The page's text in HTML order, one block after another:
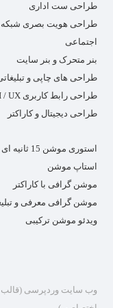
طراحی ست اداری
طراحی هویت بصری شبکه
اجتماعی
بنر متحرک و بنر سایت
طراحی های چاپی و
طراحی رابط کاربری UI / UX
طراحی دیجیتال و کاراکتر
استوری موشن 15 ثانیه ای
استاپ موشن
موشن گرافی با کاراکتر
موشن گرافی معرفی و
ویدئو موشن ترکیبی
وب سایت وردپرسی (قالب